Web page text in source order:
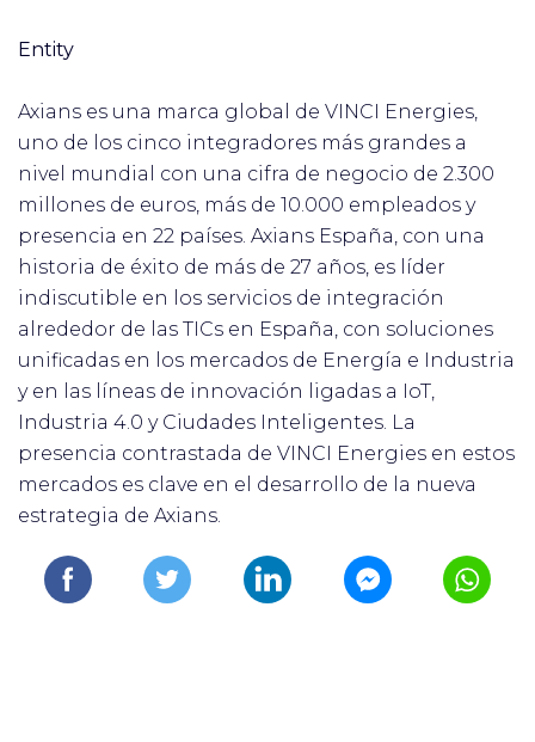
Entity
Axians es una marca global de VINCI Energies,
uno de los cinco integradores más grandes a
nivel mundial con una cifra de negocio de 2.300
millones de euros, más de 10.000 empleados y
presencia en 22 países. Axians España, con una
historia de éxito de más de 27 años, es líder
indiscutible en los servicios de integración
alrededor de las TICs en España, con soluciones
unificadas en los mercados de Energía e Industria
y en las líneas de innovación ligadas a IoT,
Industria 4.0 y Ciudades Inteligentes. La
presencia contrastada de VINCI Energies en estos
mercados es clave en el desarrollo de la nueva
estrategia de Axians.